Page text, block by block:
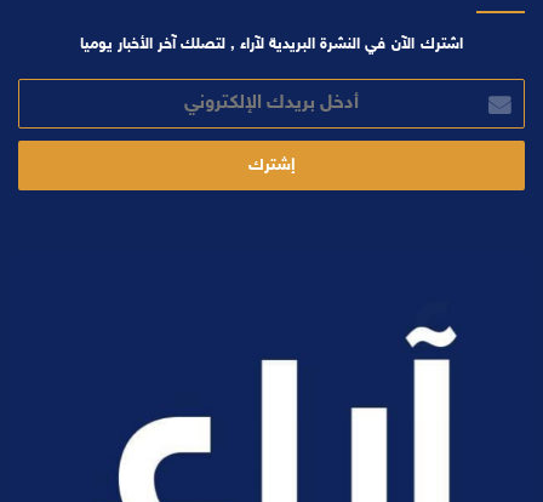
اشترك الآن في النشرة البريدية لآراء , لتصلك آخر الأخبار يوميا
بريدك
الإلكتروني